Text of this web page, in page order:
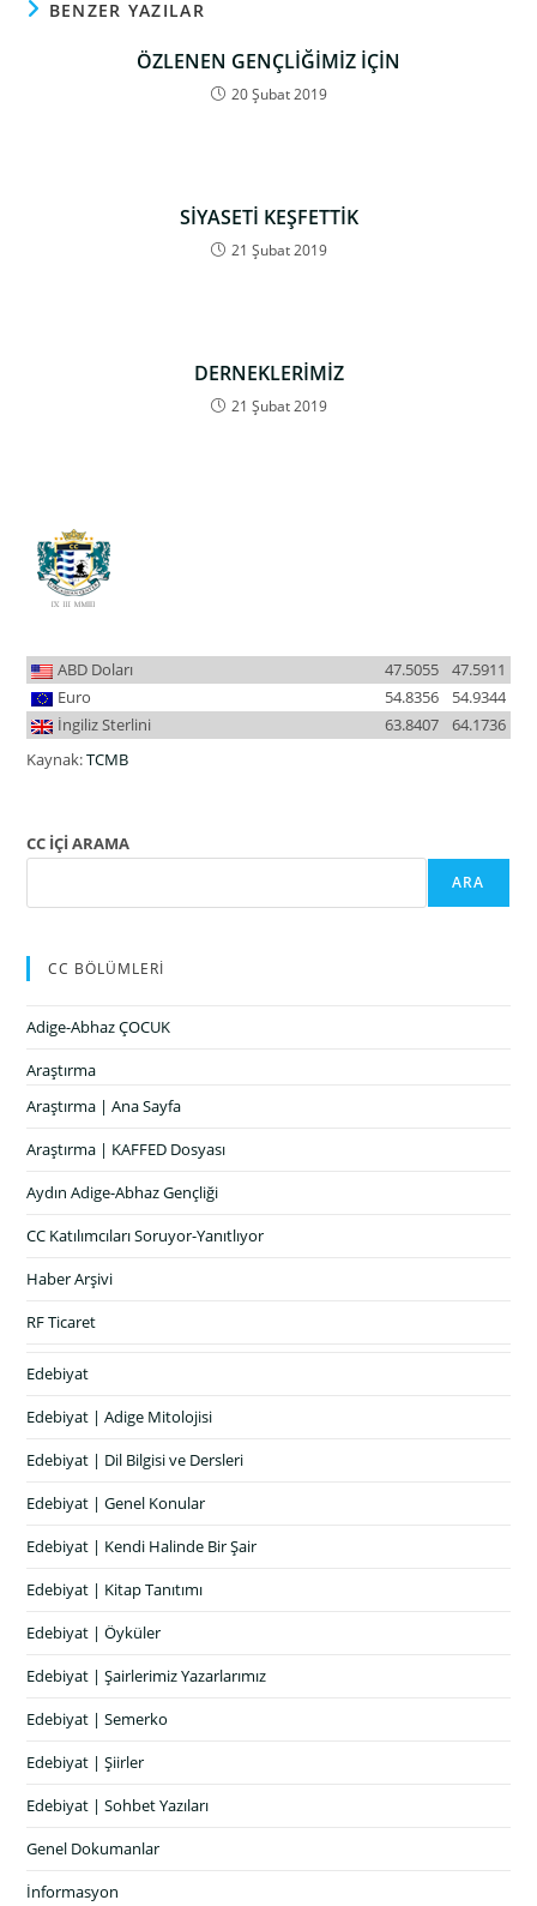
BENZER YAZILAR
ÖZLENEN GENÇLİĞİMİZ İÇİN
20 Şubat 2019
SİYASETİ KEŞFETTİK
21 Şubat 2019
DERNEKLERİMİZ
21 Şubat 2019
ABD Doları 47.5911
47.5055
Euro
54.9344
54.8356
İngiliz Sterlini
64.1736
63.8407
Kaynak:TCMB
CC İÇİ ARAMA
ARA
CC BÖLÜMLERİ
Adige-Abhaz ÇOCUK
Araştırma
Araştırma | Ana Sayfa
Araştırma | KAFFED Dosyası
Aydın Adige-Abhaz Gençliği
CC Katılımcıları Soruyor-Yanıtlıyor
Haber Arşivi
RF Ticaret
Edebiyat
Edebiyat | Adige Mitolojisi
Edebiyat | Dil Bilgisi ve Dersleri
Edebiyat | Genel Konular
Edebiyat | Kendi Halinde Bir Şair
Edebiyat | Kitap Tanıtımı
Edebiyat | Öyküler
Edebiyat | Şairlerimiz Yazarlarımız
Edebiyat | Semerko
Edebiyat | Şiirler
Edebiyat | Sohbet Yazıları
Genel Dokumanlar
İnformasyon